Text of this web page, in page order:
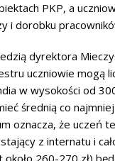
PKP, a
i dorobku
dyrektora
uczniowie mogą
w wysokości od
średnią co
oznacza, że uczeń
z internatu i
260-270 zł)